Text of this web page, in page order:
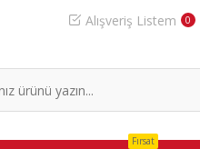
Alışveriş Listem 0
Fırsat